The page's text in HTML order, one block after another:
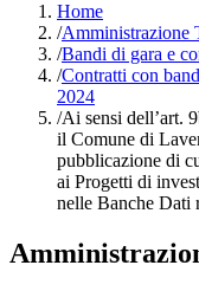
Home
/Amministrazione
/Bandi di gara e
/Contratti con
2024
/Ai sensi dell’art.
il Comune di
pubblicazione di
ai Progetti di
nelle Banche Dati